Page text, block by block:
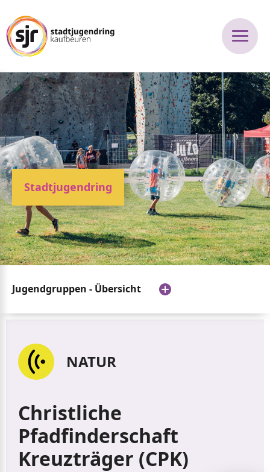
Stadtjugendring
Jugendgruppen - Übersicht
NATUR
Christliche
Pfadfinderschaft
Kreuzträger (CPK)